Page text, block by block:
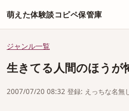
萌えた体験談コピペ保管庫
ジャンル一覧
生きてる人間のほうが
2007/07/20 08:32 登録: えっちな名無